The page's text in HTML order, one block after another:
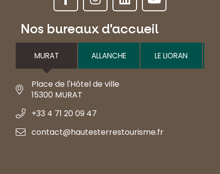
Nos bureaux d'accueil
MURAT ALLANCHE LE LIORAN
Place de l'Hôtel de ville
15300 MURAT
+33 4 71 20 09 47
contact@hautesterrestourisme.fr